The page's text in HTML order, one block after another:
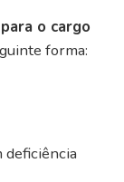
o cargo
forma:
deficiência